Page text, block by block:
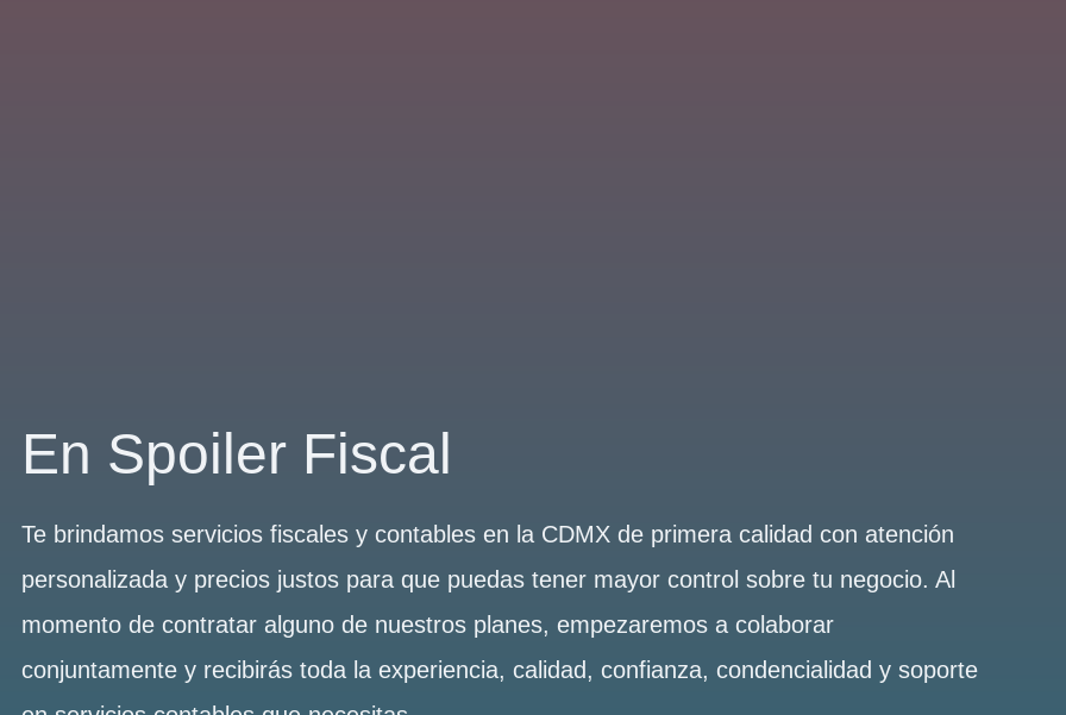
En Spoiler Fiscal
Te brindamos servicios fiscales y contables en la CDMX de primera calidad con atención
personalizada y precios justos para que puedas tener mayor control sobre tu negocio. Al
momento de contratar alguno de nuestros planes, empezaremos a colaborar
conjuntamente y recibirás toda la experiencia, calidad, confianza, condencialidad y soporte